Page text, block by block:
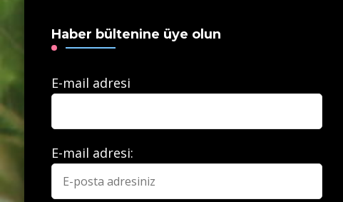
Haber bültenine üye olun
E-mail adresi
E-mail adresi: